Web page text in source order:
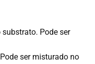
substrato. Pode ser
Pode ser misturado no